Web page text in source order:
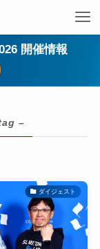
開催情報
–
ダイジェスト